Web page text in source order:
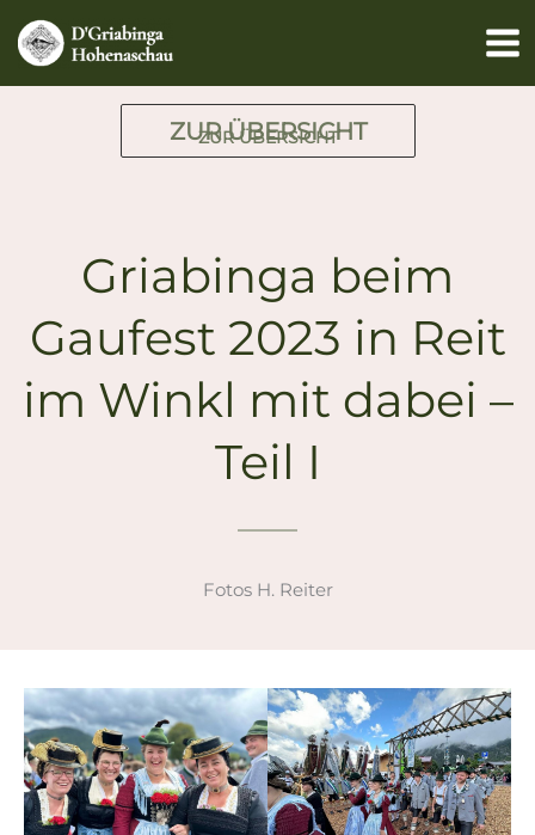
Inhalt
springen
ZUR ÜBERSICHT
ZUR ÜBERSICHT
Griabinga beim
Gaufest 2023 in Reit
im Winkl mit dabei –
Teil I
Fotos H. Reiter